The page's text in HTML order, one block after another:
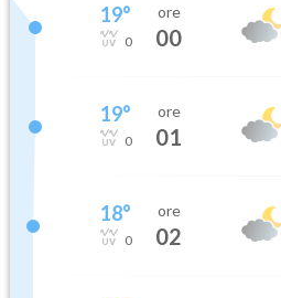
19°
0
ore
00
19°
0
ore
01
18°
0
ore
02